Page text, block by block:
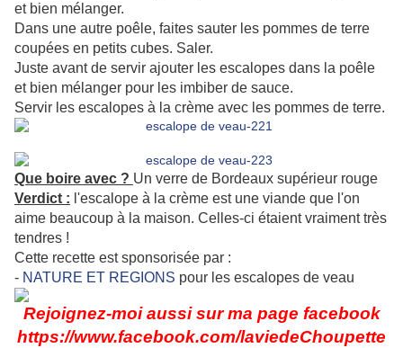
et bien mélanger.
Dans une autre poêle, faites sauter les pommes de terre
coupées en petits cubes. Saler.
Juste avant de servir ajouter les escalopes dans la poêle
et bien mélanger pour les imbiber de sauce.
Servir les escalopes à la crème avec les pommes de terre.
Que boire avec ? Un verre de Bordeaux supérieur rouge
Verdict : l'escalope à la crème est une viande que l'on
aime beaucoup à la maison. Celles-ci étaient vraiment très
tendres !
Cette recette est sponsorisée par :
- NATURE ET REGIONS pour les escalopes de veau
Rejoignez-moi aussi sur ma page facebook
https://www.facebook.com/laviedeChoupette